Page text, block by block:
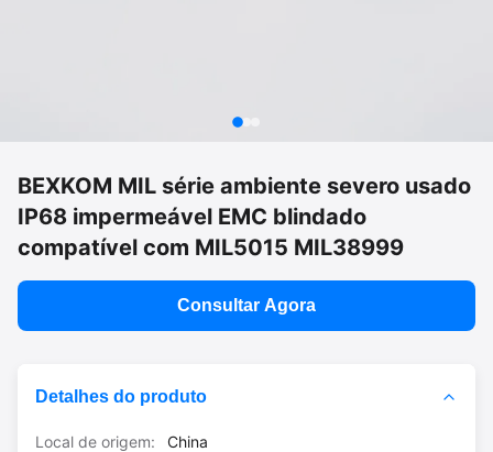
BEXKOM MIL série ambiente severo usado
IP68 impermeável EMC blindado
compatível com MIL5015 MIL38999
Consultar Agora
Detalhes do produto
Local de origem: China